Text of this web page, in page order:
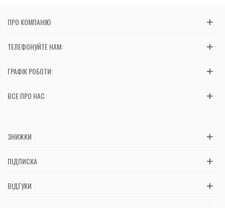
ПРО КОМПАНІЮ
ТЕЛЕФОНУЙТЕ НАМ:
ГРАФІК РОБОТИ:
ВСЕ ПРО НАС
ЗНИЖКИ
ПІДПИСКА
ВІДГУКИ